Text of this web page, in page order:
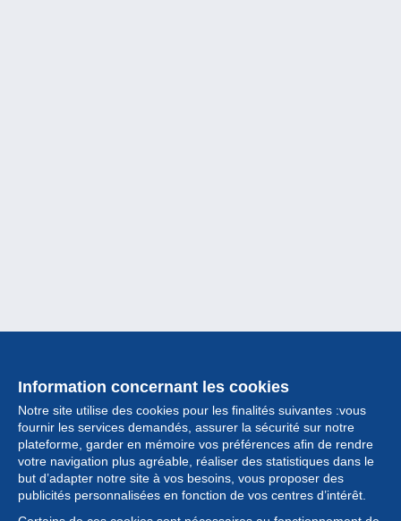
Information concernant les cookies
Notre site utilise des cookies pour les finalités suivantes :vous
fournir les services demandés, assurer la sécurité sur notre
plateforme, garder en mémoire vos préférences afin de rendre
votre navigation plus agréable, réaliser des statistiques dans le
but d’adapter notre site à vos besoins, vous proposer des
publicités personnalisées en fonction de vos centres d’intérêt.
Collection